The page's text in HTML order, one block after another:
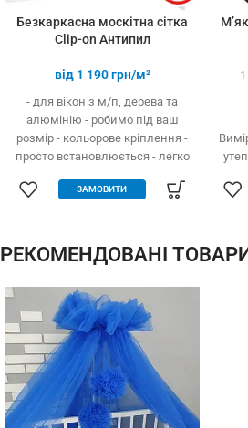
Безкаркасна москітна сітка
Clip-on Антипил
від 1 190грн/м²
- для вікон з м/п, дерева та
алюмінію - робимо під ваш
розмір - кольорове кріплення -
просто встановлюється - легко
дешевше аналогів за явних
які форми та розміри:
трикутник, трапеція - проста в
потрібний)
ЗАМОВИТИ
1
РЕКОМЕНДОВАНІ